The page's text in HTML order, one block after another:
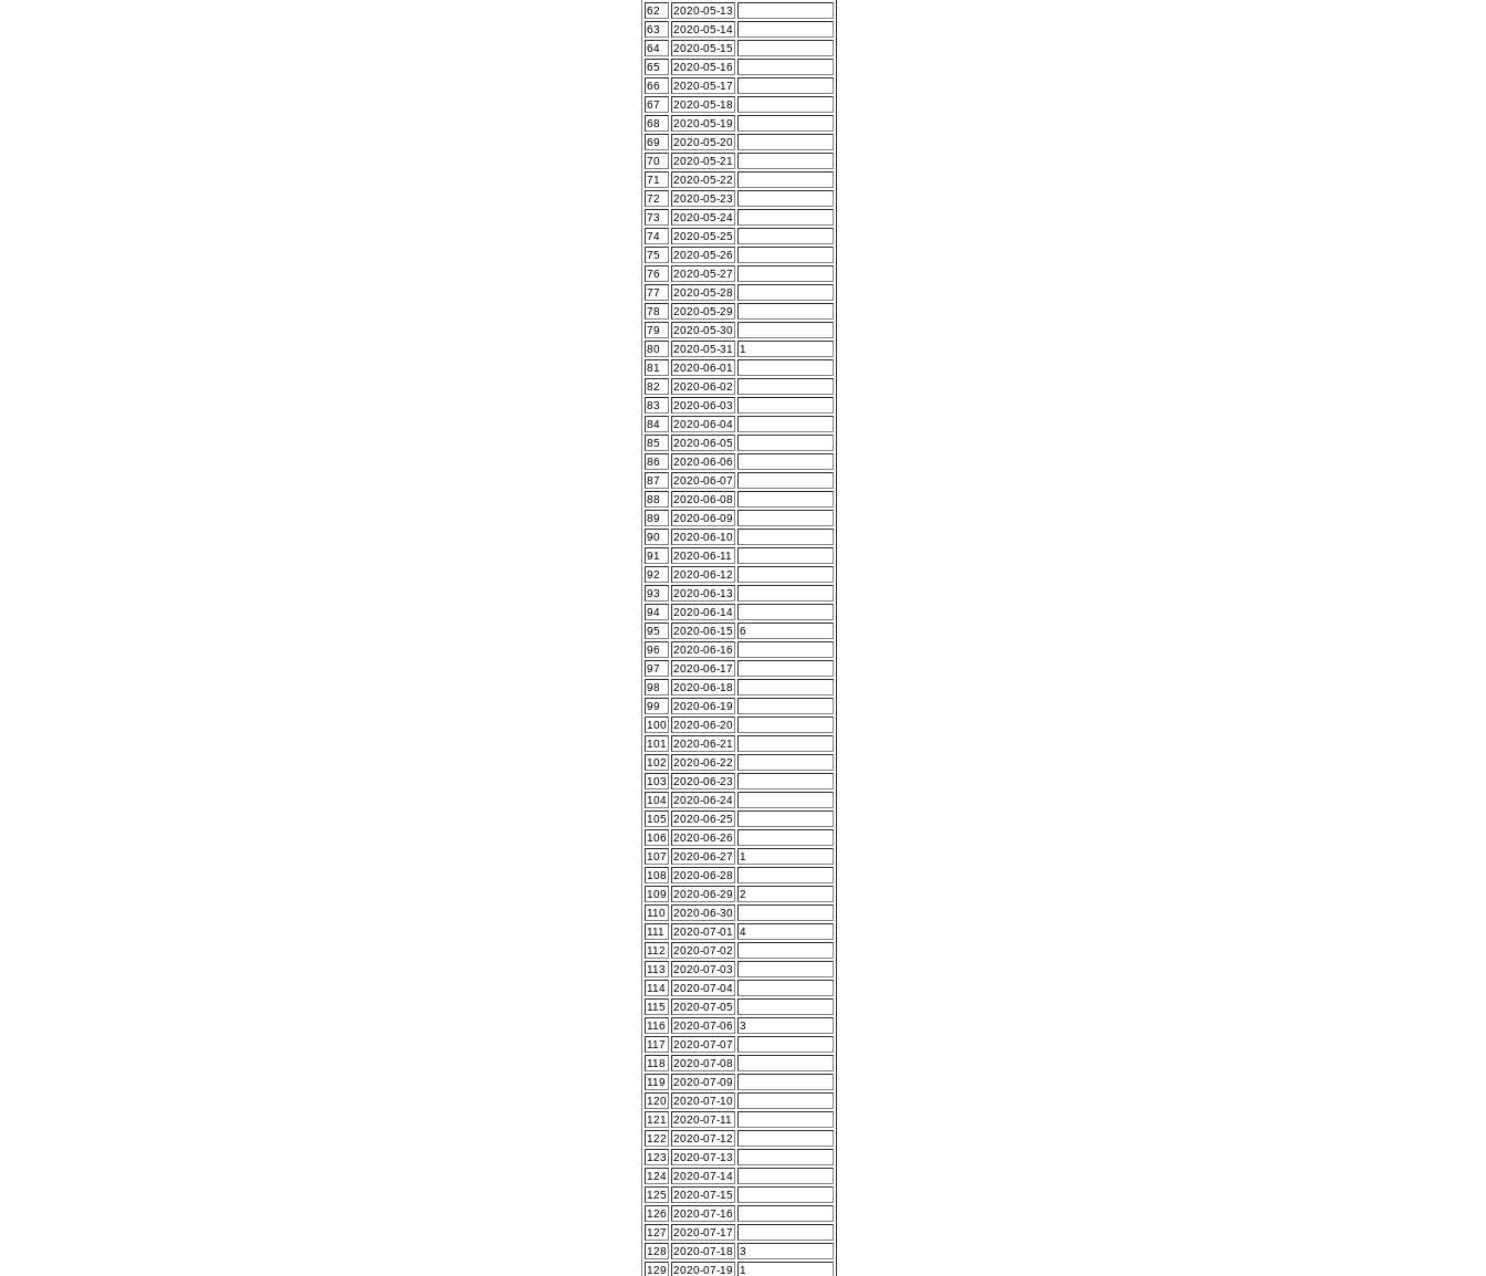
62
2020-05-13
63
2020-05-14
64
2020-05-15
65
2020-05-16
66
2020-05-17
67
2020-05-18
68
2020-05-19
69
2020-05-20
70
2020-05-21
71
2020-05-22
72
2020-05-23
73
2020-05-24
74
2020-05-25
75
2020-05-26
76
2020-05-27
77
2020-05-28
78
2020-05-29
79
2020-05-30
80
2020-05-31
1
81
2020-06-01
82
2020-06-02
83
2020-06-03
84
2020-06-04
85
2020-06-05
86
2020-06-06
87
2020-06-07
88
2020-06-08
89
2020-06-09
90
2020-06-10
91
2020-06-11
92
2020-06-12
93
2020-06-13
94
2020-06-14
95
2020-06-15 6
96
2020-06-16
97
2020-06-17
98
2020-06-18
99
2020-06-19
100 2020-06-20
101
2020-06-21
102
2020-06-22
103
2020-06-23
104 2020-06-24
105 2020-06-25
106
2020-06-26
107
2020-06-27
1
108
2020-06-28
109
2020-06-29
2
110
2020-06-30
111
2020-07-01
4
112
2020-07-02
113
2020-07-03
114
2020-07-04
115
2020-07-05
116
2020-07-06
3
117
2020-07-07
118
2020-07-08
119
2020-07-09
120 2020-07-10
121
2020-07-11
122
2020-07-12
123
2020-07-13
124 2020-07-14
125 2020-07-15
126
2020-07-16
127
2020-07-17
128
2020-07-18
3
129
2020-07-19 1